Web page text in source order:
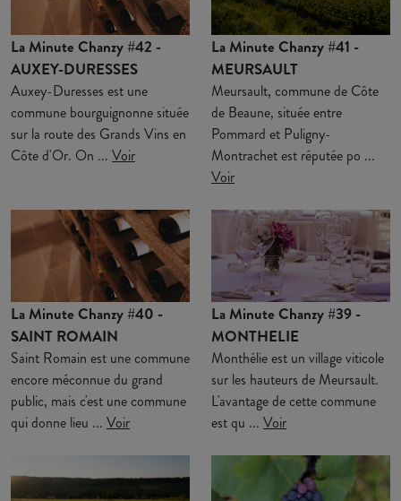
La Minute Chanzy #42 -
AUXEY-DURESSES
Auxey-Duresses est une
commune bourguignonne située
sur la route des Grands Vins en
Côte d'Or. On ... Voir
La Minute Chanzy #41 -
MEURSAULT
Meursault, commune de Côte
de Beaune, située entre
Pommard et Puligny-
Montrachet est réputée po ...
Voir
La Minute Chanzy #40 -
SAINT ROMAIN
Saint Romain est une commune
encore méconnue du grand
public, mais c'est une commune
qui donne lieu ... Voir
La Minute Chanzy #39 -
MONTHELIE
Monthélie est un village viticole
sur les hauteurs de Meursault.
L'avantage de cette commune
est qu ... Voir